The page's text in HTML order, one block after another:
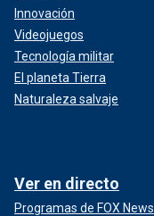
Innovación
Videojuegos
Tecnología militar
El planeta Tierra
Naturaleza salvaje
Ver en directo
Programas de FOX News